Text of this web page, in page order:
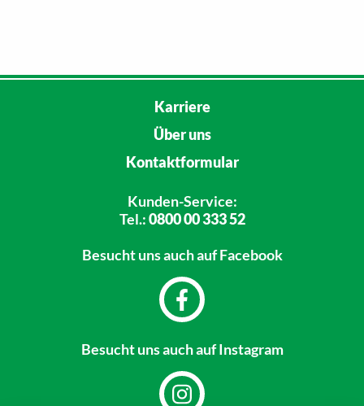
Karriere
Über uns
Kontaktformular
Kunden-Service:
Tel.:0800 00 333 52
Besucht unsauch auf Facebook
Besucht unsauch auf Instagram